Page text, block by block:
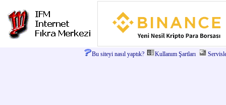
Bu siteyi nasıl yaptık? Kullanım Şartları